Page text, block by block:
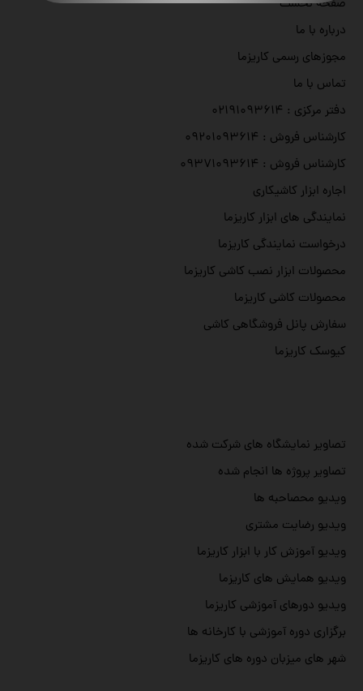
تصاویر نمایشگاه های شرکت شده
تصاویر پروژه ها انجام شده
ویدیو محصاحبه ها
ویدیو رضایت مشتری
ویدیو آموزش کار با ابزار کاریزما
ویدیو همایش های کاریزما
ویدیو دورهای آموزشی کاریزما
برگزاری دوره آموزشی با کارخانه ها
شهر های میزبان دوره های کاریزما
صفحه نخست
درباره با ما
مجوزهای رسمی کاریزما
تماس با ما
دفتر مرکزی : ۰۲۱۹۱۰۹۳۶۱۴
کارشناس فروش : ۰۹۲۰۱۰۹۳۶۱۴
کارشناس فروش : ۰۹۳۷۱۰۹۳۶۱۴
اجاره ابزار کاشیکاری
نمایندگی های ابزار کاریزما
درخواست نمایندگی کاریزما
محصولات ابزار نصب کاشی کاریزما
محصولات کاشی کاریزما
سفارش پانل فروشگاهی کاشی
کیوسک کاریزما